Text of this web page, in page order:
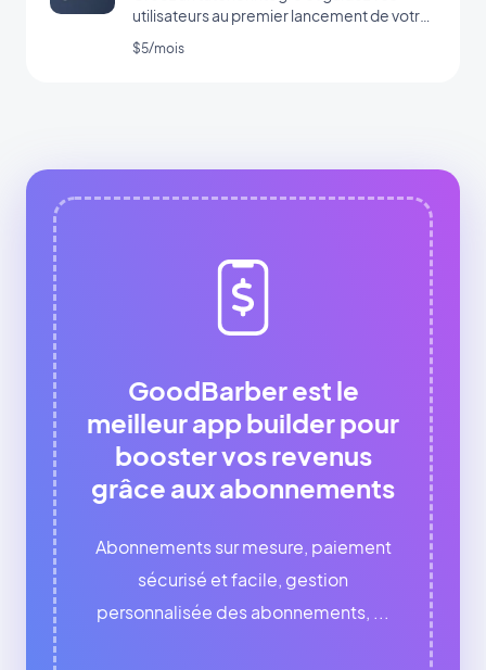
utilisateurs au premier lancement de votre
app
$5/mois
GoodBarber est le
meilleur app builder pour
booster vos revenus
grâce aux abonnements
Abonnements sur mesure, paiement
sécurisé et facile, gestion
personnalisée des abonnements, ...